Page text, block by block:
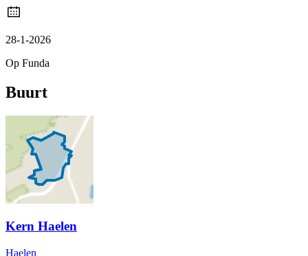
28-1-2026
Op Funda
Buurt
Kern Haelen
Haelen